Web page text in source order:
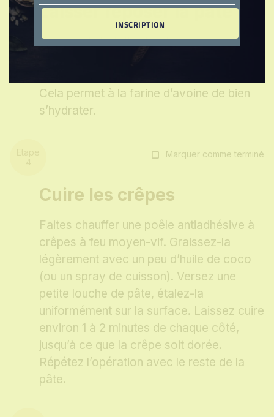
Laisser reposer la pâte
Couvrez le bol d’un torchon propre et
Cela permet à la farine d’avoine de bien
s’hydrater.
Marquer comme terminé
Cuire les crêpes
Faites chauffer une poêle antiadhésive à
crêpes à feu moyen-vif. Graissez-la
légèrement avec un peu d’huile de coco
(ou un spray de cuisson). Versez une
petite louche de pâte, étalez-la
uniformément sur la surface. Laissez cuire
environ 1 à 2 minutes de chaque côté,
jusqu’à ce que la crêpe soit dorée.
Répétez l’opération avec le reste de la
pâte.
INSCRIPTION